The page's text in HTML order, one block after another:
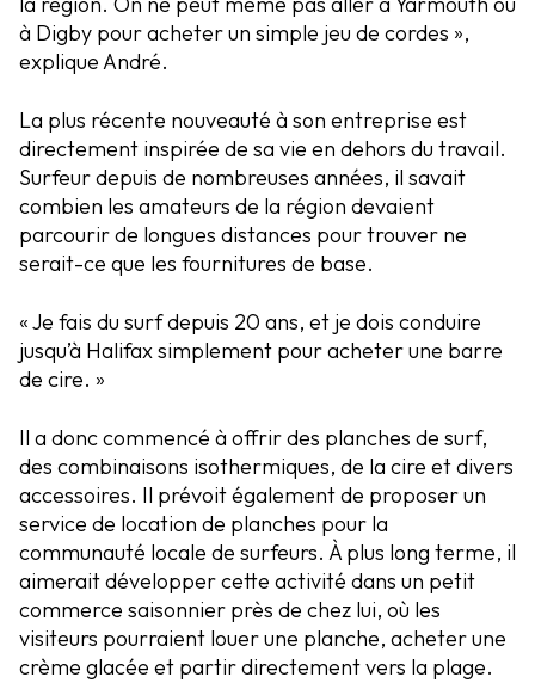
à Digby pour acheter un simple jeu de cordes »,
explique André.
La plus récente nouveauté à son entreprise est
directement inspirée de sa vie en dehors du travail.
Surfeur depuis de nombreuses années, il savait
combien les amateurs de la région devaient
parcourir de longues distances pour trouver ne
serait-ce que les fournitures de base.
« Je fais du surf depuis 20 ans, et je dois conduire
jusqu’à Halifax simplement pour acheter une barre
de cire. »
Il a donc commencé à offrir des planches de surf,
des combinaisons isothermiques, de la cire et divers
accessoires. Il prévoit également de proposer un
service de location de planches pour la
communauté locale de surfeurs. À plus long terme, il
aimerait développer cette activité dans un petit
commerce saisonnier près de chez lui, où les
visiteurs pourraient louer une planche, acheter une
crème glacée et partir directement vers la plage.